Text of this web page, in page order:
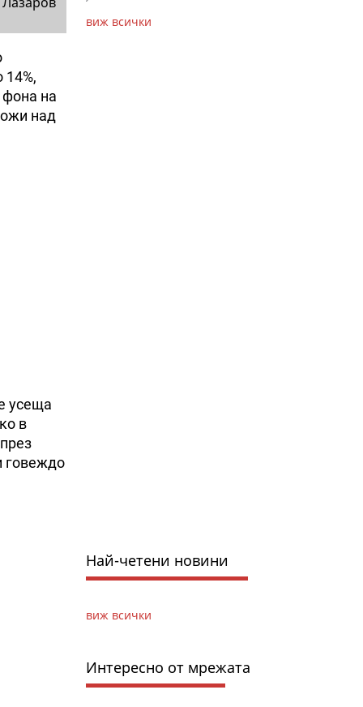
фона на
над
усеща
в
говеждо
виж всички
Най-четени новини
виж всички
Интересно от мрежата